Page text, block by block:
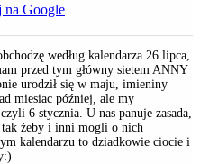
na Google
według kalendarza 26 lipca,
przed tym główny sietem ANNY
urodził się w maju, imieniny
miesiac później, ale my
6 stycznia. U nas panuje zasada,
żeby i inni mogli o nich
kalendarzu to dziadkowie ciocie i